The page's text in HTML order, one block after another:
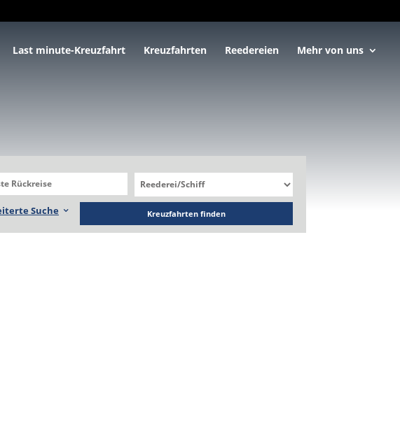
Last minute-Kreuzfahrt Kreuzfahrten Reedereien Mehr von uns
Suche Kreuzfahrten finden